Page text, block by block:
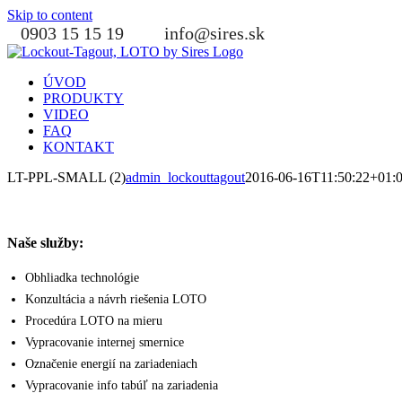
Skip to content
0903 15 15 19 info@sires.sk
ÚVOD
PRODUKTY
VIDEO
FAQ
KONTAKT
LT-PPL-SMALL (2)admin_lockouttagout2016-06-
Naše služby:
Obhliadka technológie
Konzultácia a návrh riešenia LOTO
Procedúra LOTO na mieru
Vypracovanie internej smernice
Označenie energií na zariadeniach
Vypracovanie info tabúľ na zariadenia